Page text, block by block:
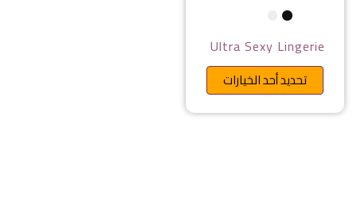
Ultra Sexy Lingerie
تحديد أحد الخيارات هناك العديد من الأشكال